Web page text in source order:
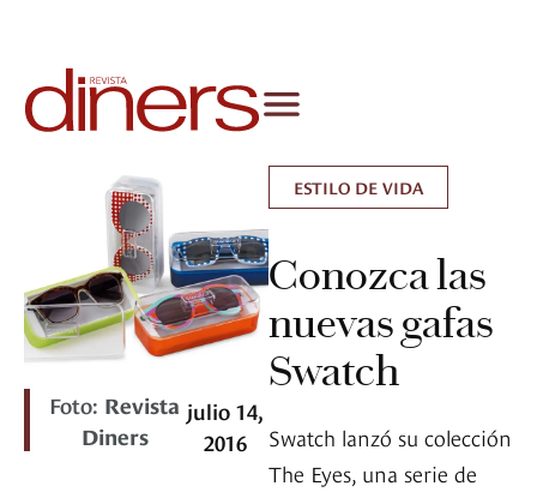
Foto: Revista
Diners
julio 14,
2016
ESTILO DE VIDA
Conozca las
nuevas gafas
Swatch
Swatch lanzó su colección
The Eyes, una serie de